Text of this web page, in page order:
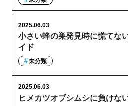
小さい蜂の巣発見時に慌てな
イド
2025.06.03
未分類
ヒメカツオブシムシに負けな
2025.06.03